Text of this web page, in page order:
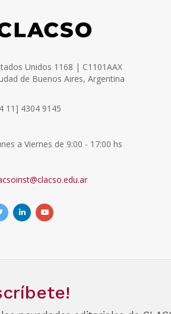
Unidos 1168 | C1101AAX
de Buenos Aires, Argentina
11] 4304 9145
a Viernes de 9:00 - 17:00 hs